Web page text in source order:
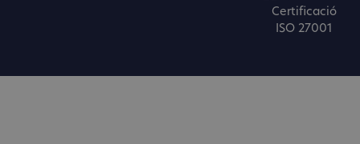
Certificació
ISO 27001